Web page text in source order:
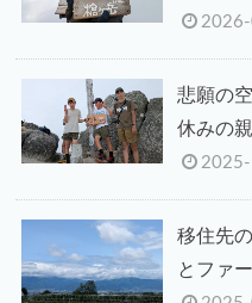
悲願の
休みの
移住先
とファ